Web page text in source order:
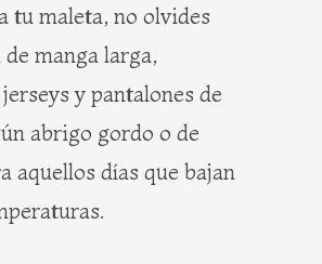
tu maleta, no olvides
manga larga,
y pantalones de
abrigo gordo o de
aquellos días que bajan